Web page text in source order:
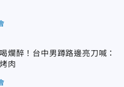
爛醉！台中男蹲路邊亮刀喊：
肉